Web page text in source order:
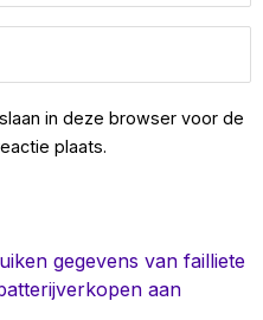
in deze browser voor de
plaats.